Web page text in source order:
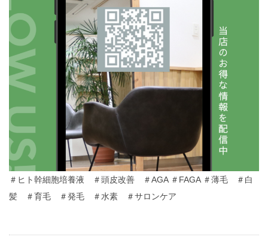
＃ヒト幹細胞培養液 ＃頭皮改善 ＃AGA ＃FAGA ＃薄毛 ＃白
髪 ＃育毛 ＃発毛 ＃水素 ＃サロンケア